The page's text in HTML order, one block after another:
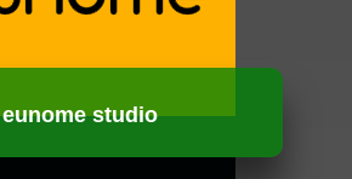
eunome studio